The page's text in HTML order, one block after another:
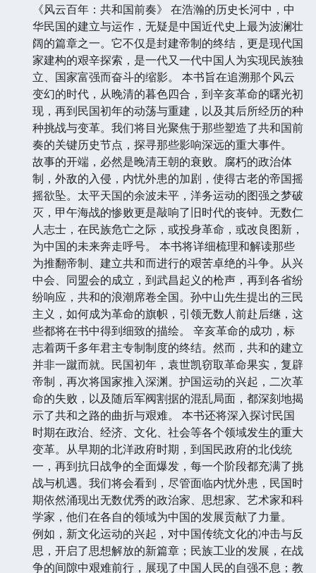
《风云百年：共和国前奏》 在浩瀚的历史长河中，中
华民国的建立与运作，无疑是中国近代史上最为波澜壮
阔的篇章之一。它不仅是封建帝制的终结，更是现代国
家建构的艰辛探索，是一代又一代中国人为实现民族独
立、国家富强而奋斗的缩影。 本书旨在追溯那个风云
变幻的时代，从晚清的暮色四合，到辛亥革命的曙光初
现，再到民国初年的动荡与重建，以及其后所经历的种
种挑战与变革。我们将目光聚焦于那些塑造了共和国前
奏的关键历史节点，探寻那些影响深远的重大事件。
故事的开端，必然是晚清王朝的衰败。腐朽的政治体
制，外敌的入侵，内忧外患的加剧，使得古老的帝国摇
摇欲坠。太平天国的余波未平，洋务运动的图强之梦破
灭，甲午海战的惨败更是敲响了旧时代的丧钟。无数仁
人志士，在民族危亡之际，或投身革命，或改良图新，
为中国的未来奔走呼号。 本书将详细梳理和解读那些
为推翻帝制、建立共和而进行的艰苦卓绝的斗争。从兴
中会、同盟会的成立，到武昌起义的枪声，再到各省纷
纷响应，共和的浪潮席卷全国。孙中山先生提出的三民
主义，如何成为革命的旗帜，引领无数人前赴后继，这
些都将在书中得到细致的描绘。 辛亥革命的成功，标
志着两千多年君主专制制度的终结。然而，共和的建立
并非一蹴而就。民国初年，袁世凯窃取革命果实，复辟
帝制，再次将国家推入深渊。护国运动的兴起，二次革
命的失败，以及随后军阀割据的混乱局面，都深刻地揭
示了共和之路的曲折与艰难。 本书还将深入探讨民国
时期在政治、经济、文化、社会等各个领域发生的重大
变革。从早期的北洋政府时期，到国民政府的北伐统
一，再到抗日战争的全面爆发，每一个阶段都充满了挑
战与机遇。我们将会看到，尽管面临内忧外患，民国时
期依然涌现出无数优秀的政治家、思想家、艺术家和科
学家，他们在各自的领域为中国的发展贡献了力量。
例如，新文化运动的兴起，对中国传统文化的冲击与反
思，开启了思想解放的新篇章；民族工业的发展，在战
争的间隙中艰难前行，展现了中国人民的自强不息；教